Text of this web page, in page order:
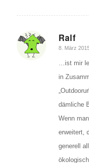
Ralf
sagte:
8. März
…ist mir
in
dämliche
Wenn
erweitert,
generell